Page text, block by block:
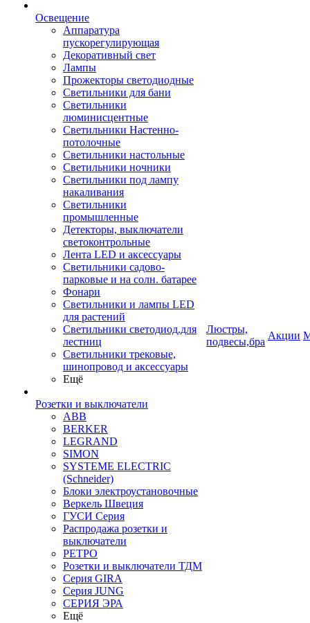
Освещение
Аппаратура
пускорегулирующая
Декоративный свет
Лампы
Прожекторы светодиодные
Светильники для бани
Светильники
люминисцентные
Светильники Настенно-
потолочные
Светильники настольные
Светильники ночники
Светильники под лампу
накаливания
Светильники
промышленные
Детекторы, выключатели
светоконтрольные
Лента LED и аксессуары
Светильники садово-
парковые и на солн. батарее
Фонари
Светильники и лампы LED
для растений
Светильники светодиод.для
лестниц
Светильники трековые,
шинопровод и аксессуары
Ещё
Розетки и выключатели
ABB
BERKER
LEGRAND
SIMON
SYSTEME ELECTRIC
(Schneider)
Блоки электроустановочные
Веркель Швеция
ГУСИ Серия
Распродажа розетки и
выключатели
РЕТРО
Розетки и выключатели ТДМ
Серия GIRA
Серия JUNG
СЕРИЯ ЭРА
Ещё
Люстры,
подвесы,бра
Акции